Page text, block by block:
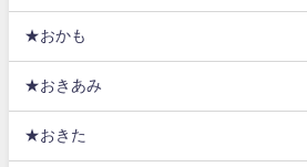
★おかも
★おきあみ
★おきた